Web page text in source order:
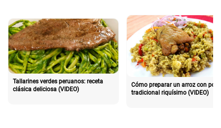
Tallarines verdes peruanos: receta
clásica deliciosa (VIDEO)
Cómo preparar un arroz con pollo
tradicional riquísimo (VIDEO)